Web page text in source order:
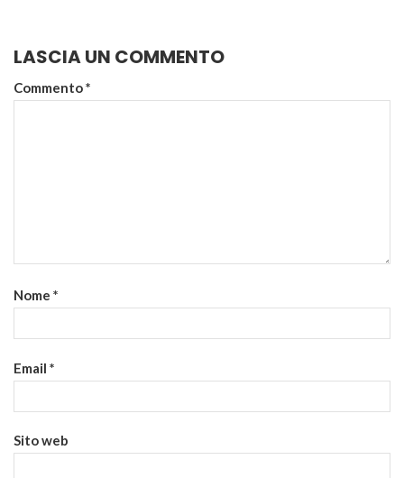
LASCIA UN COMMENTO
Commento*
Nome *
Email *
Sito web